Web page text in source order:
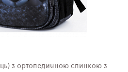
з ортопедичною спинкою з